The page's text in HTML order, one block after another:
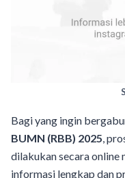
Bagi yang ingin
BUMN (RBB) 2025,
dilakukan secara online
informasi lengkap dan